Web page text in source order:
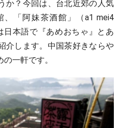
か？今回は、台北近郊の人気
「阿妹茶酒館」（a1 mei4
日本語で『あめおちゃ』とあ
介します。中国茶好きならや
一軒です。